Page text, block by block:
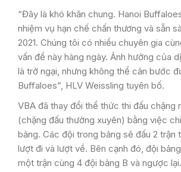
“Đây là khó khăn chung. Hanoi
nhiệm vụ hạn chế chấn thương và sẵn
2021. Chúng tôi có nhiều chuyên gia
vấn đề này hàng ngày. Ảnh hưởng của
là trở ngại, nhưng không thể cản bước
Buffaloes”, HLV Weissling tuyên bố.
VBA đã thay đổi thể thức thi đấu chặng
(chặng đấu thường xuyên) bằng việc
bảng. Các đội trong bảng sẽ đấu 2 trận
lượt đi và lượt về. Bên cạnh đó, đội
một trận cùng 4 đội bảng B và ngược lại.